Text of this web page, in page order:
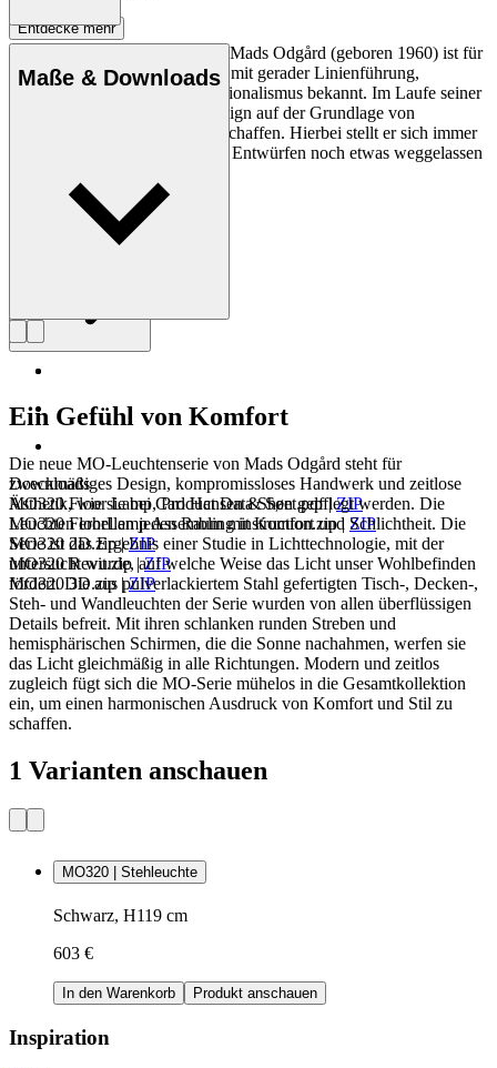
Entdecke mehr
Der dänische Industriedesigner Mads Odgård (geboren 1960) ist für
seinen minimalistischen Ansatz mit gerader Linienführung,
geometrischen Formen und Rationalismus bekannt. Im Laufe seiner
Karriere hat er industrielles Design auf der Grundlage von
minimalistischen Prinzipien geschaffen. Hierbei stellt er sich immer
wieder die Frage, ob bei seinen Entwürfen noch etwas weggelassen
Profil Mads Odgård
Maße & Downloads
Downloads
MO320 Floor Lamp, Product Data Sheet.pdf|ZIP
MO320 FloorLamp Assembling instruction.zip| ZIP
MO320 2D.zip|ZIP
MO320 Revit.zip|ZIP
MO320 3D.zip|ZIP
Ein Gefühl von Komfort
Die neue MO-Leuchtenserie von Mads Odgård steht für
zweckmäßiges Design, kompromissloses Handwerk und zeitlose
Ästhetik, wie sie bei Carl Hansen & Søn gepflegt werden. Die
Leuchten erhellen jeden Raum mit Komfort und Schlichtheit. Die
Serie ist das Ergebnis einer Studie in Lichttechnologie, mit der
untersucht wurde, auf welche Weise das Licht unser Wohlbefinden
fördert. Die aus pulverlackiertem Stahl gefertigten Tisch-, Decken-,
Steh- und Wandleuchten der Serie wurden von allen überflüssigen
Details befreit. Mit ihren schlanken runden Streben und
hemisphärischen Schirmen, die die Sonne nachahmen, werfen sie
das Licht gleichmäßig in alle Richtungen. Modern und zeitlos
zugleich fügt sich die MO-Serie mühelos in die Gesamtkollektion
ein, um einen harmonischen Ausdruck von Komfort und Stil zu
schaffen.
1 Varianten anschauen
MO320 | Stehleuchte
Schwarz, H119 cm
603 €
In den Warenkorb Produkt anschauen
Inspiration